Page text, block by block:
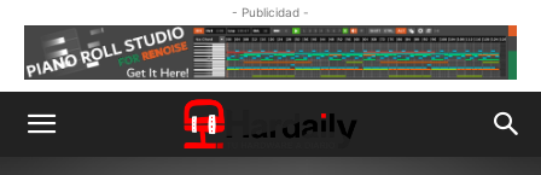
- Publicidad -